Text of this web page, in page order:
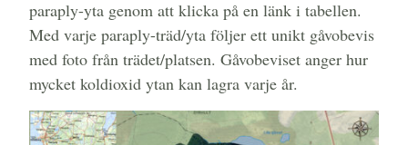
paraply-yta genom att klicka på en länk i tabellen.
Med varje paraply-träd/yta följer ett unikt gåvobevis
med foto från trädet/platsen. Gåvobeviset anger hur
mycket koldioxid ytan kan lagra varje år.